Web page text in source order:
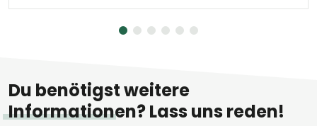
Du benötigst weitere
Informationen? Lass uns reden!